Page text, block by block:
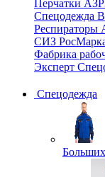
Перчатки
Спецодежда
СИЗ
Фабрика
Эксперт
Спецодежда